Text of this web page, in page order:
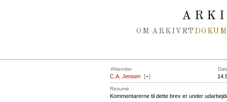
OM ARKIVET
Afsender
C.A. Jensen [+]
Resumé
Kommentarerne til dette brev er under